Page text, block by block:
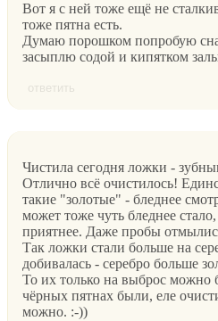
Вот я с ней тоже ещё не
тоже пятна есть.
Думаю порошком попробую
засыплю содой и кипятком
ответить
Чистила сегодня ложки -
Отлично всё очистилось!
такие "золотые" - бледнее
может тоже чуть бледнее
приятнее. Даже пробы
Так ложки стали больше на
добивалась - серебро больше
То их только на выброс можно
чёрных пятнах были, еле
можно. :-))